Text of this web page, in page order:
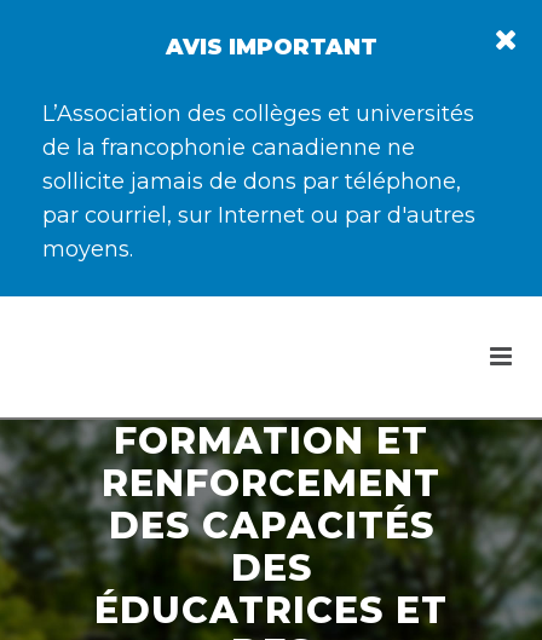
AVIS IMPORTANT
L’Association des collèges et universités
de la francophonie canadienne ne
sollicite jamais de dons par téléphone,
par courriel, sur Internet ou par d'autres
moyens.
FORMATION ET
RENFORCEMENT
DES CAPACITÉS
DES
ÉDUCATRICES ET